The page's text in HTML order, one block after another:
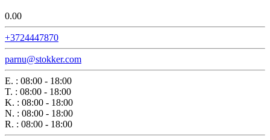
0.00
+3724447870
parnu@stokker.com
E. : 08:00 - 18:00
T. : 08:00 - 18:00
K. : 08:00 - 18:00
N. : 08:00 - 18:00
R. : 08:00 - 18:00